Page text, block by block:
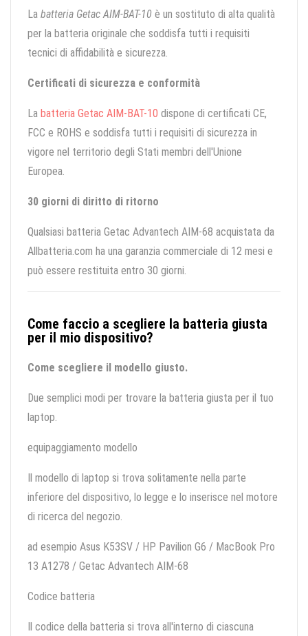
La batteria Getac AIM-BAT-10 è un sostituto di alta qualità
per la batteria originale che soddisfa tutti i requisiti
tecnici di affidabilità e sicurezza.
Certificati di sicurezza e conformità
La batteria Getac AIM-BAT-10 dispone di certificati CE,
FCC e ROHS e soddisfa tutti i requisiti di sicurezza in
vigore nel territorio degli Stati membri dell'Unione
Europea.
30 giorni di diritto di ritorno
Qualsiasi batteria Getac Advantech AIM-68 acquistata da
Allbatteria.com ha una garanzia commerciale di 12 mesi e
può essere restituita entro 30 giorni.
Come faccio a scegliere la batteria giusta
per il mio dispositivo?
Come scegliere il modello giusto.
Due semplici modi per trovare la batteria giusta per il tuo
laptop.
equipaggiamento modello
Il modello di laptop si trova solitamente nella parte
inferiore del dispositivo, lo legge e lo inserisce nel motore
di ricerca del negozio.
ad esempio Asus K53SV / HP Pavilion G6 / MacBook Pro
13 A1278 / Getac Advantech AIM-68
Codice batteria
Il codice della batteria si trova all'interno di ciascuna